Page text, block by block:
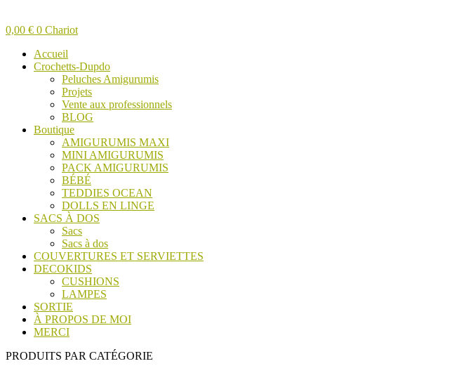
0,00 € 0 Chariot
Accueil
Crochetts-Dupdo
Peluches Amigurumis
Projets
Vente aux professionnels
BLOG
Boutique
AMIGURUMIS MAXI
MINI AMIGURUMIS
PACK AMIGURUMIS
BÉBÉ
TEDDIES OCEAN
DOLLS EN LINGE
SACS À DOS
Sacs
Sacs à dos
COUVERTURES ET SERVIETTES
DECOKIDS
CUSHIONS
LAMPES
SORTIE
À PROPOS DE MOI
MERCI
PRODUITS PAR CATÉGORIE